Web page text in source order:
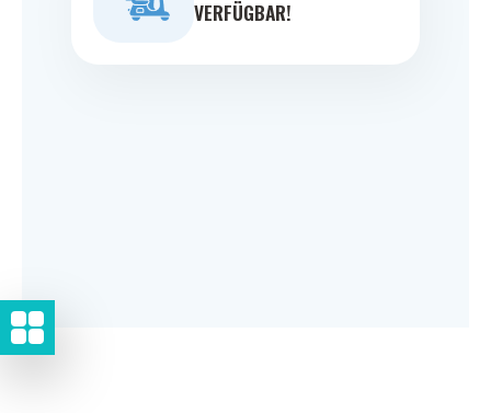
VERFÜGBAR!